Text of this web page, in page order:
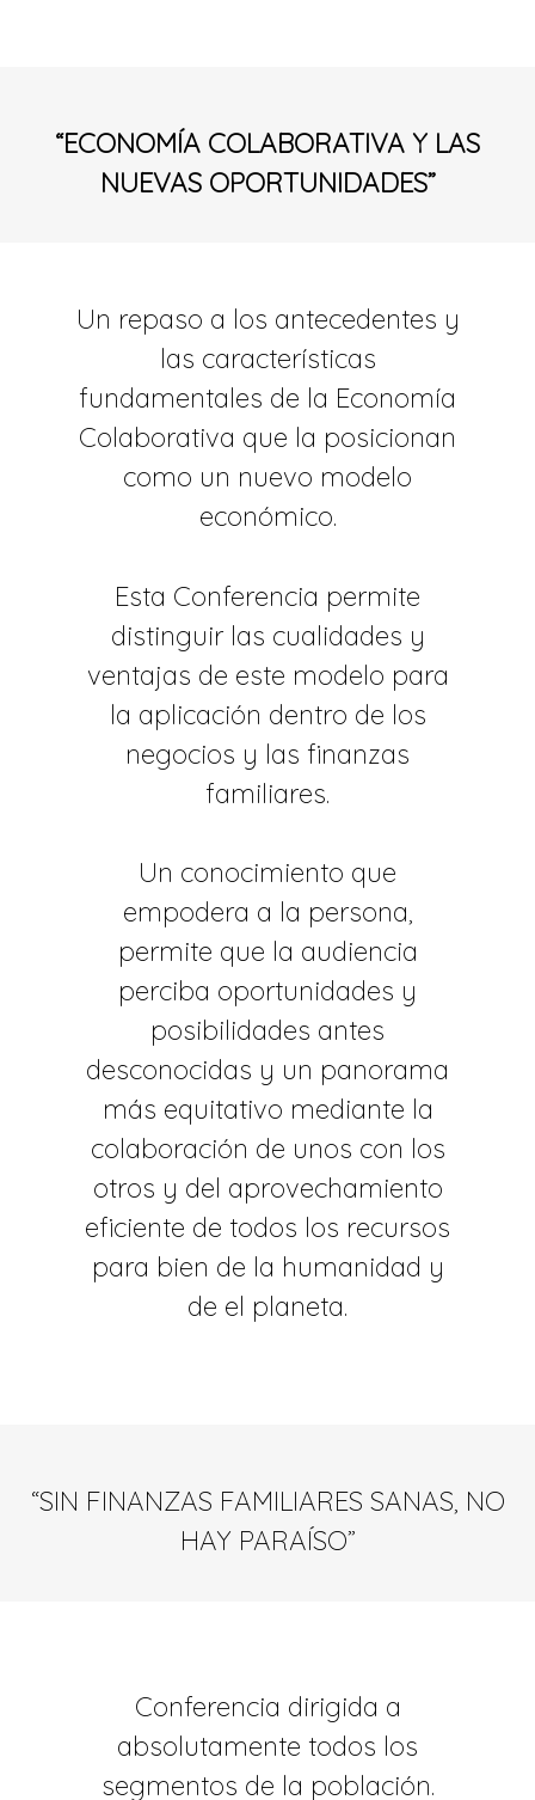
“ECONOMÍA COLABORATIVA Y LAS
NUEVAS OPORTUNIDADES”
Un repaso a los antecedentes y
las características
fundamentales de la Economía
Colaborativa que la posicionan
como un nuevo modelo
económico.
Esta Conferencia permite
distinguir las cualidades y
ventajas de este modelo para
la aplicación dentro de los
negocios y las finanzas
familiares.
Un conocimiento que
empodera a la persona,
permite que la audiencia
perciba oportunidades y
posibilidades antes
desconocidas y un panorama
más equitativo mediante la
colaboración de unos con los
otros y del aprovechamiento
eficiente de todos los recursos
para bien de la humanidad y
de el planeta.
“SIN FINANZAS FAMILIARES SANAS, NO
HAY PARAÍSO”
Conferencia dirigida a
absolutamente todos los
segmentos de la población.